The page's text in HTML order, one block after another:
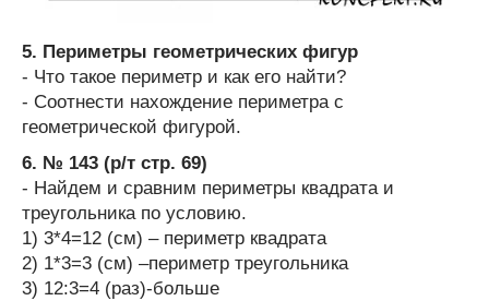
5. Периметры геометрических фигур
- Что такое периметр и как его найти?
- Соотнести нахождение периметра с
геометрической фигурой.
6. № 143 (р/т стр. 69)
- Найдем и сравним периметры квадрата и
треугольника по условию.
1) 3*4=12 (см) – периметр квадрата
2) 1*3=3 (см) –периметр треугольника
3) 12:3=4 (раз)-больше